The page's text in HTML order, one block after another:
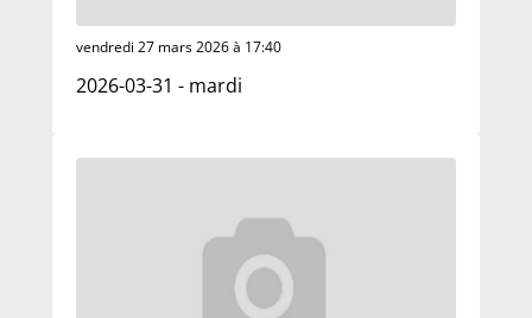
vendredi 27 mars 2026 à 17:40
2026-03-31 - mardi